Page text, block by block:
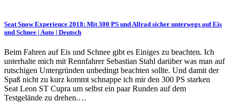
Seat Snow Experience 2018: Mit 300 PS und Allrad sicher unterwegs auf Eis
und Schnee | Auto | Deutsch
Beim Fahren auf Eis und Schnee gibt es Einiges zu beachten. Ich
unterhalte mich mit Rennfahrer Sebastian Stahl darüber was man auf
rutschigen Untergründen unbedingt beachten sollte. Und damit der
Spaß nicht zu kurz kommt schnappe ich mir den 300 PS starken
Seat Leon ST Cupra um selbst ein paar Runden auf dem
Testgelände zu drehen.…